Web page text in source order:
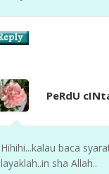
PeRdU
Hihihi...kalau baca
layaklah..in sha Allah..